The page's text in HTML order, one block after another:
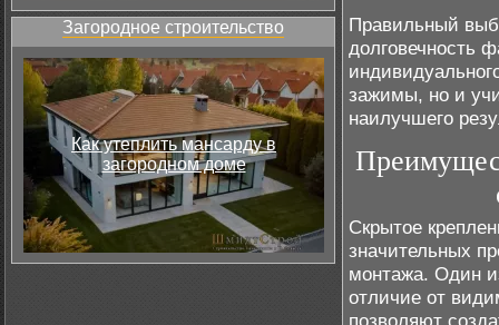
Загородное строительство
Как утеплить мансарду в
загородном доме
Правильный
долговечность
зажимы, но и
наилучшего
Скрытое
значительных
монтажа. Один
отличие от
позволяют